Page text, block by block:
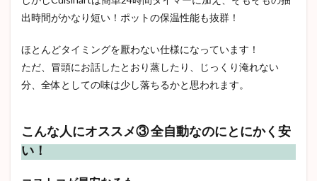
出時間がかなり短い！ポットの保温性能も抜群！
ほとんどタイミングを厭わない仕様になっています！
ただ、冒頭にお話したとおり蒸したり、じっくり淹れない
分、全体としての味は少し落ちるかと思われます。
こんな人にオススメ③ 全自動なのにとにかく安
い！